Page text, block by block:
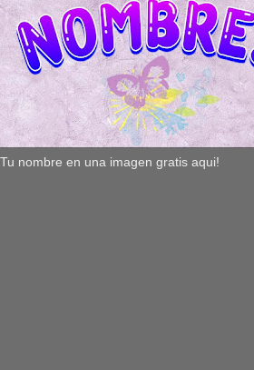
Tu nombre en una imagen gratis aqui!